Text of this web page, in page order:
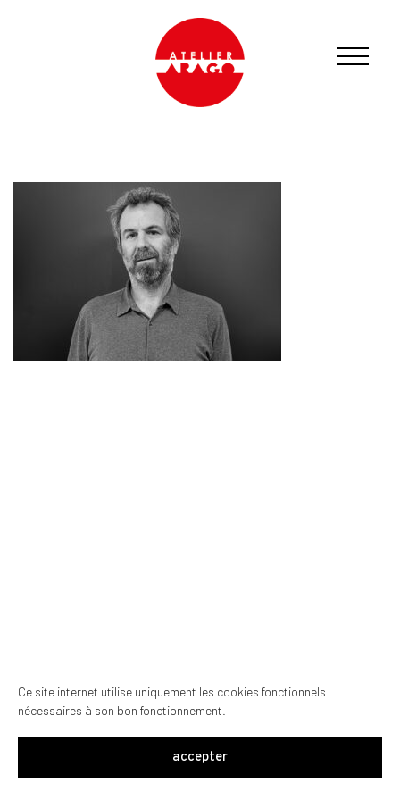
Ce site internet utilise uniquement les cookies fonctionnels
nécessaires à son bon fonctionnement.
accepter